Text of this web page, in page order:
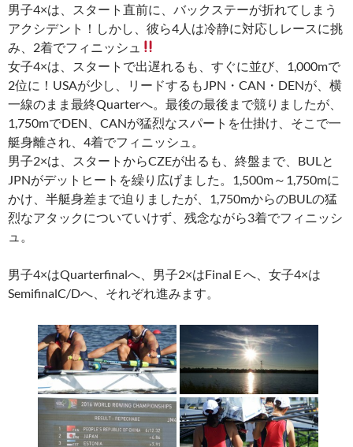
男子4×は、スタート直前に、バックステーが折れてしまう
アクシデント！しかし、彼ら4人は冷静に対応しレースに挑
み、2着でフィニッシュ
女子4×は、スタートで出遅れるも、すぐに並び、1,000mで
2位に！USAが少し、リードするもJPN・CAN・DENが、横
一線のまま最終Quarterへ。最後の最後まで競りましたが、
1,750mでDEN、CANが猛烈なスパートを仕掛け、そこで一
艇身離され、4着でフィニッシュ。
男子2×は、スタートからCZEが出るも、終盤まで、BULと
JPNがデットヒートを繰り広げました。1,500m～1,750mに
かけ、半艇身差まで迫りましたが、1,750mからのBULの猛
烈なアタックについていけず、残念ながら3着でフィニッシ
ュ。
男子4×はQuarterfinalへ、男子2×はFinal E へ、女子4×は
SemifinalC/Dへ、それぞれ進みます。